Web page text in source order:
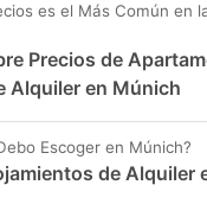
es el Más Común en
Precios de
Alquiler en Múnich
Escoger en Múnich?
de Alquiler